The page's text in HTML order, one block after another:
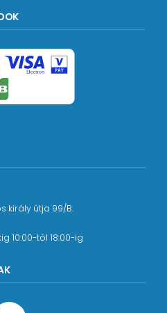
király útja 99/B.
10:00-tól 18:00-ig